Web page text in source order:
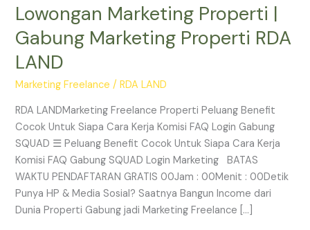
Lowongan Marketing Properti |
Gabung Marketing Properti RDA
LAND
Marketing Freelance /RDA LAND
RDA LANDMarketing Freelance Properti Peluang Benefit
Cocok Untuk Siapa Cara Kerja Komisi FAQ Login Gabung
SQUAD ☰ Peluang Benefit Cocok Untuk Siapa Cara Kerja
Komisi FAQ Gabung SQUAD Login Marketing BATAS
WAKTU PENDAFTARAN GRATIS 00Jam : 00Menit : 00Detik
Punya HP & Media Sosial? Saatnya Bangun Income dari
Dunia Properti Gabung jadi Marketing Freelance […]